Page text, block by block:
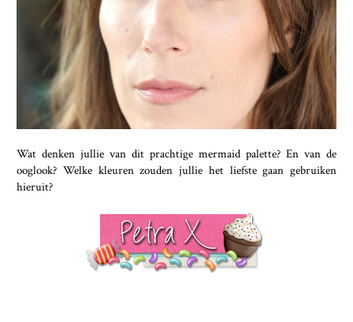
Wat denken jullie van dit prachtige mermaid palette? En van de
ooglook? Welke kleuren zouden jullie het liefste gaan gebruiken
hieruit?